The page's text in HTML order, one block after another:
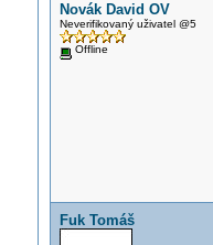
Novák David OV
Neverifikovaný uživatel @5
Offline
Fuk Tomáš